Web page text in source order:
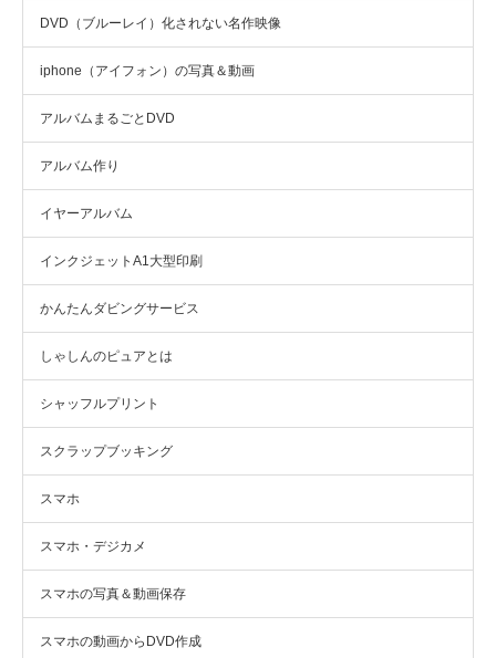
DVD（ブルーレイ）化されない名作映像
iphone（アイフォン）の写真＆動画
アルバムまるごとDVD
アルバム作り
イヤーアルバム
インクジェットA1大型印刷
かんたんダビングサービス
しゃしんのピュアとは
シャッフルプリント
スクラップブッキング
スマホ
スマホ・デジカメ
スマホの写真＆動画保存
スマホの動画からDVD作成